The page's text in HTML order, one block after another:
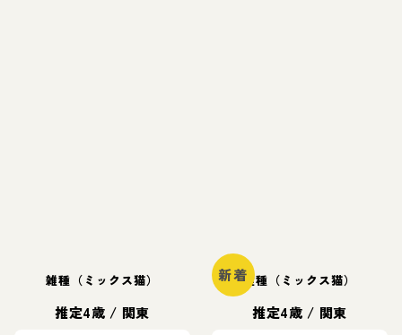
雑種（ミックス猫）
推定4歳 / 関東
新着雑種（ミックス猫）
推定4歳 / 関東